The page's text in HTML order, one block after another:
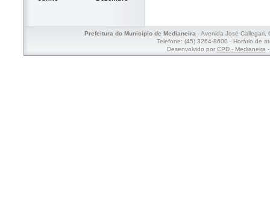
Prefeitura do Município de Medianeira- Avenida José Callegari,
Telefone: (45) 3264-8600 - Horário de
Desenvolvido por CPD - Medianeira-